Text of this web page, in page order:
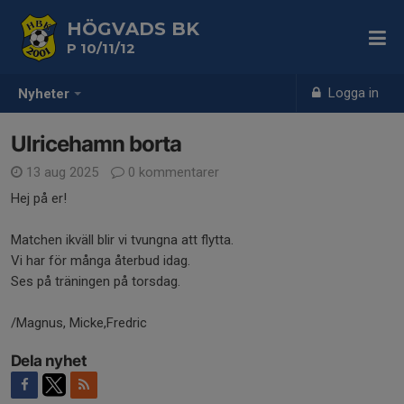
Nyheter Logga in
HÖGVADS BK
P 10/11/12
Ulricehamn borta
13 aug 2025
0 kommentarer
Hej på er!
Matchen ikväll blir vi tvungna att flytta.
Vi har för många återbud idag.
Ses på träningen på torsdag.
/Magnus, Micke,Fredric
Dela nyhet